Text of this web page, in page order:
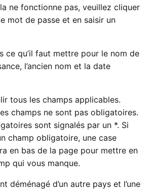
ne fonctionne pas, veuillez cliquer
mot de passe et en saisir un
ce qu’il faut mettre pour le nom de
l’ancien nom et la date
tous les champs applicables.
champs ne sont pas obligatoires.
sont signalés par un *. Si
champ obligatoire, une case
en bas de la page pour mettre en
qui vous manque.
déménagé d’un autre pays et l’une